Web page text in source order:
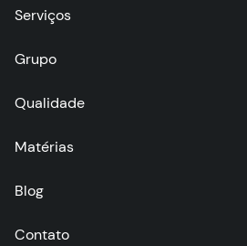
Serviços
Grupo
Qualidade
Matérias
Blog
Contato